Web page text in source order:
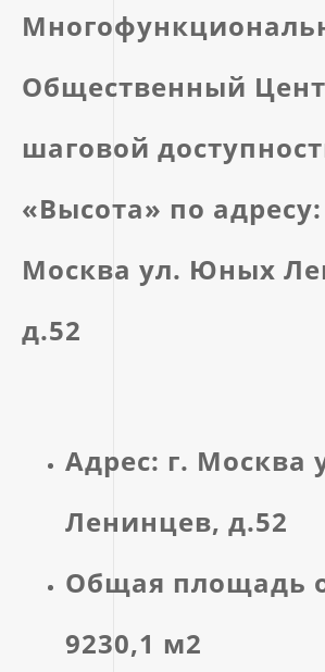
Общественный
шаговой
«Высота» по адресу:
Москва ул. Юных
д.52
Адрес: г.
Ленинцев, д.52
Общая площадь
9230,1 м2